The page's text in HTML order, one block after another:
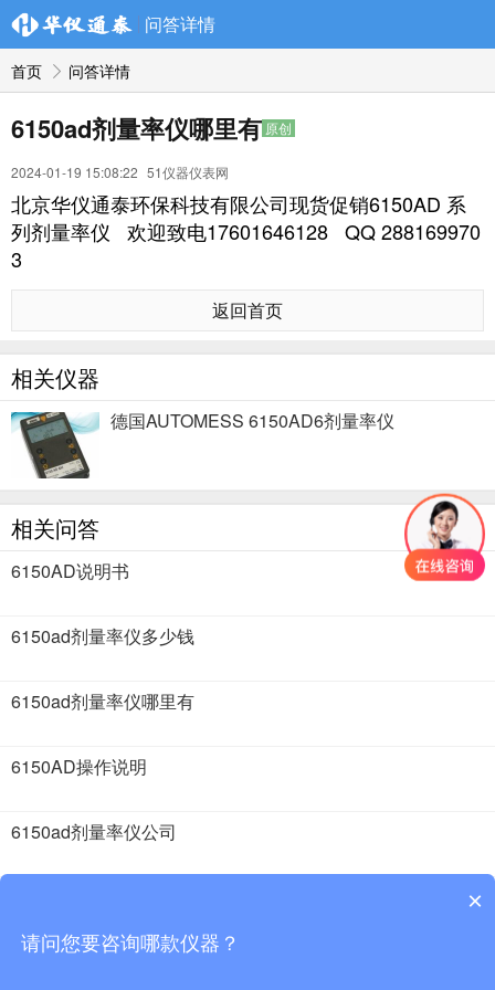
问答详情
首页 问答详情
6150ad剂量率仪哪里有 原创
2024-01-19 15:08:22 51仪器仪表网
北京华仪通泰环保科技有限公司现货促销6150AD 系
列剂量率仪 欢迎致电17601646128 QQ 288169970
3
返回首页
相关仪器
德国AUTOMESS 6150AD6剂量率仪
相关问答
6150AD说明书
6150ad剂量率仪多少钱
6150ad剂量率仪哪里有
6150AD操作说明
6150ad剂量率仪公司
×
请问您要咨询哪款仪器？